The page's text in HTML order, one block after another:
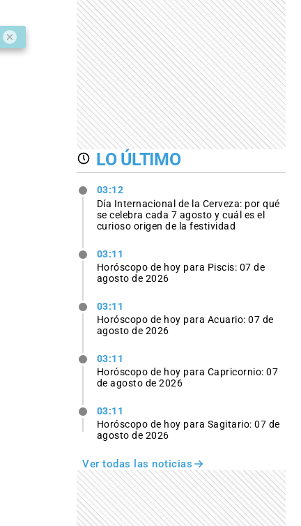
LO ÚLTIMO
03:12
Día Internacional de la Cerveza: por qué
se celebra cada 7 agosto y cuál es el
curioso origen de la festividad
03:11
Horóscopo de hoy para Piscis: 07 de
agosto de 2026
03:11
Horóscopo de hoy para Acuario: 07 de
agosto de 2026
03:11
Horóscopo de hoy para Capricornio: 07
de agosto de 2026
03:11
Horóscopo de hoy para Sagitario: 07 de
agosto de 2026
Ver todas las noticias